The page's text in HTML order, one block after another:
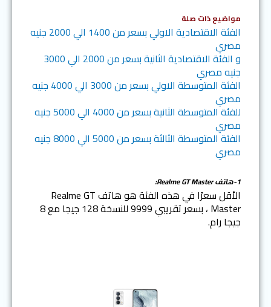
مواضيع ذات صلة
الفئة الاقتصادية الاولي بسعر من 1400 الي 2000 جنيه
مصري
و الفئة الاقتصادية الثانية بسعر من 2000 الي 3000
جنيه مصري
الفئة المتوسطة الاولي بسعر من 3000 الي 4000 جنيه
مصري
للفئة المتوسطة الثانية بسعر من 4000 الي 5000 جنيه
مصري
الفئة المتوسطة الثالثة بسعر من 5000 الي 8000 جنيه
مصري
1-هاتف Realme GT Master:
الأقل سعرًا في هذه الفئة هو هاتف Realme GT
Master ، بسعر تقريبي 9999 للنسخة 128 جيجا مع 8
جيجا رام.